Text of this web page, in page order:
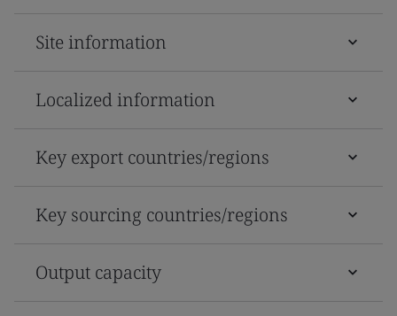
Site information
Localized information
Key export countries/regions
Key sourcing countries/regions
Output capacity